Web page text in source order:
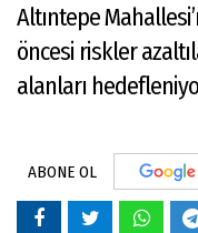
Altıntepe
öncesi riskler
alanları
ABONE OL